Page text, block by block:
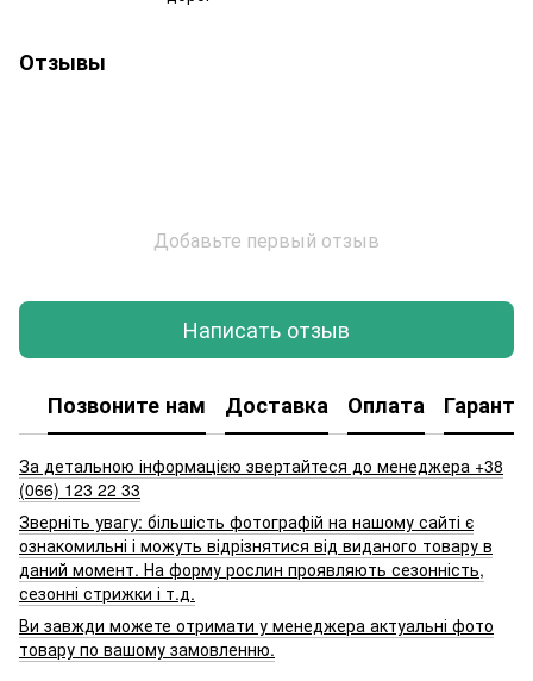
Отзывы
Добавьте первый отзыв
Написать отзыв
Позвоните нам Доставка Оплата
За детальною інформацією звертайтеся до менеджера +38
(066) 123 22 33
Зверніть увагу: більшість фотографій на нашому сайті є
ознакомильні і можуть відрізнятися від виданого товару в
даний момент. На форму рослин проявляють сезонність,
сезонні стрижки і т.д.
Ви завжди можете отримати у менеджера актуальні фото
товару по вашому замовленню.